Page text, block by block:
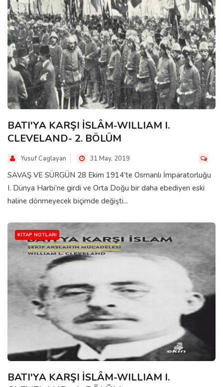
BATI'YA KARŞI İSLÂM-WILLIAM I.
CLEVELAND- 2. BÖLÜM
Yusuf Caglayan 31 May, 2019
SAVAŞ VE SÜRGÜN 28 Ekim 1914’te Osmanlı İmparatorluğu
I. Dünya Harbi’ne girdi ve Orta Doğu bir daha ebediyen eski
haline dönmeyecek biçimde değişti...
KITAP NOTLARI
BATI'YA KARŞI İSLÂM-WILLIAM I.